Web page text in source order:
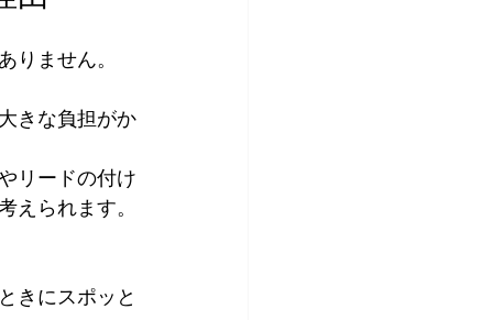
りません。
きな負担がか
リードの付け
えられます。
きにスポッと